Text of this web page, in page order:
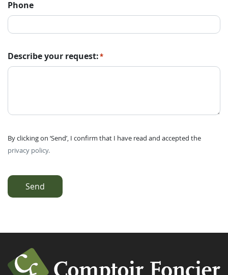
Phone
Describe your request:*
By clicking on ‘Send’, I confirm that I have read and accepted the
privacy policy.
Send